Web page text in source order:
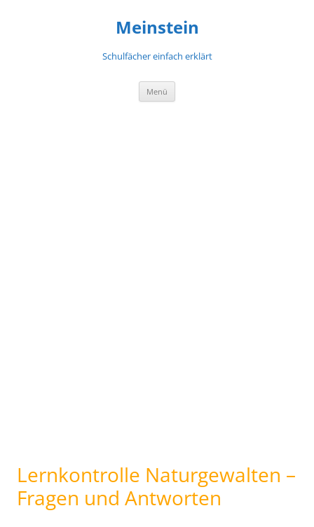
Meinstein
Schulfächer einfach erklärt
Menü
Lernkontrolle Naturgewalten –
Fragen und Antworten